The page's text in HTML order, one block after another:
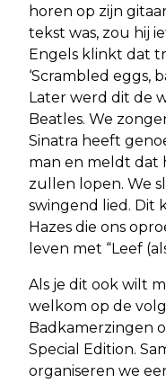
horen op zijn
tekst was, zou hij
Engels klinkt dat
‘Scrambled eggs,
Later werd dit de
Beatles. We
Sinatra heeft
man en meldt dat
zullen lopen. We
swingend lied. Dit
Hazes die ons
leven met “Leef
Als je dit ook wilt
welkom op de
Badkamerzingen
Special Edition.
organiseren we